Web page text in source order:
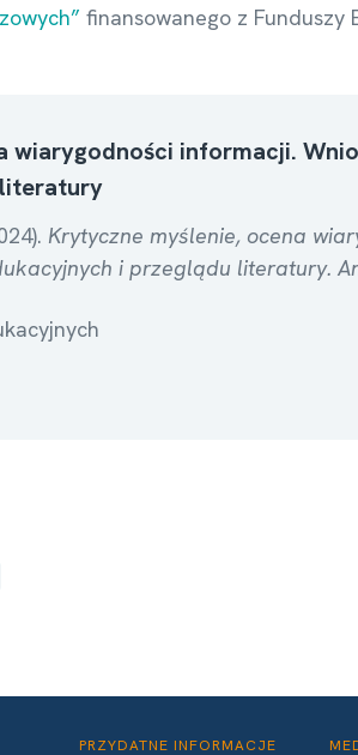
finansowanego z Funduszy
wiarygodności informacji.
Krytyczne myślenie, ocena
i przeglądu literatury.
PRZYDATNE INFORMACJE